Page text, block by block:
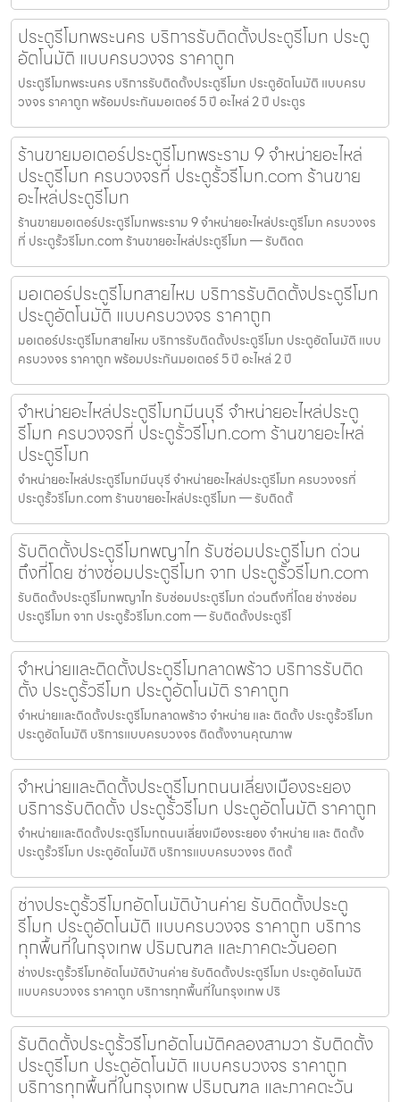
ประตูรีโมทพระนคร บริการรับติดตั้งประตูรีโมท ประตู
อัตโนมัติ แบบครบวงจร ราคาถูก
ประตูรีโมทพระนคร บริการรับติดตั้งประตูรีโมท ประตูอัตโนมัติ แบบครบ
วงจร ราคาถูก พร้อมประกันมอเตอร์ 5 ปี อะไหล่ 2 ปี ประตูร
ร้านขายมอเตอร์ประตูรีโมทพระราม 9 จำหน่ายอะไหล่
ประตูรีโมท ครบวงจรที่ ประตูรั้วรีโมท.com ร้านขาย
อะไหล่ประตูรีโมท
ร้านขายมอเตอร์ประตูรีโมทพระราม 9 จำหน่ายอะไหล่ประตูรีโมท ครบวงจร
ที่ ประตูรั้วรีโมท.com ร้านขายอะไหล่ประตูรีโมท — รับติดต
มอเตอร์ประตูรีโมทสายไหม บริการรับติดตั้งประตูรีโมท
ประตูอัตโนมัติ แบบครบวงจร ราคาถูก
มอเตอร์ประตูรีโมทสายไหม บริการรับติดตั้งประตูรีโมท ประตูอัตโนมัติ แบบ
ครบวงจร ราคาถูก พร้อมประกันมอเตอร์ 5 ปี อะไหล่ 2 ปี
จำหน่ายอะไหล่ประตูรีโมทมีนบุรี จำหน่ายอะไหล่ประตู
รีโมท ครบวงจรที่ ประตูรั้วรีโมท.com ร้านขายอะไหล่
ประตูรีโมท
จำหน่ายอะไหล่ประตูรีโมทมีนบุรี จำหน่ายอะไหล่ประตูรีโมท ครบวงจรที่
ประตูรั้วรีโมท.com ร้านขายอะไหล่ประตูรีโมท — รับติดตั้
รับติดตั้งประตูรีโมทพญาไท รับซ่อมประตูรีโมท ด่วน
ถึงที่โดย ช่างซ่อมประตูรีโมท จาก ประตูรั้วรีโมท.com
รับติดตั้งประตูรีโมทพญาไท รับซ่อมประตูรีโมท ด่วนถึงที่โดย ช่างซ่อม
ประตูรีโมท จาก ประตูรั้วรีโมท.com — รับติดตั้งประตูรีโ
จำหน่ายและติดตั้งประตูรีโมทลาดพร้าว บริการรับติด
ตั้ง ประตูรั้วรีโมท ประตูอัตโนมัติ ราคาถูก
จำหน่ายและติดตั้งประตูรีโมทลาดพร้าว จำหน่าย และ ติดตั้ง ประตูรั้วรีโมท
ประตูอัตโนมัติ บริการแบบครบวงจร ติดตั้งงานคุณภาพ
จำหน่ายและติดตั้งประตูรีโมทถนนเลี่ยงเมืองระยอง
บริการรับติดตั้ง ประตูรั้วรีโมท ประตูอัตโนมัติ ราคาถูก
จำหน่ายและติดตั้งประตูรีโมทถนนเลี่ยงเมืองระยอง จำหน่าย และ ติดตั้ง
ประตูรั้วรีโมท ประตูอัตโนมัติ บริการแบบครบวงจร ติดตั้
ช่างประตูรั้วรีโมทอัตโนมัติบ้านค่าย รับติดตั้งประตู
รีโมท ประตูอัตโนมัติ แบบครบวงจร ราคาถูก บริการ
ทุกพื้นที่ในกรุงเทพ ปริมณฑล และภาคตะวันออก
ช่างประตูรั้วรีโมทอัตโนมัติบ้านค่าย รับติดตั้งประตูรีโมท ประตูอัตโนมัติ
แบบครบวงจร ราคาถูก บริการทุกพื้นที่ในกรุงเทพ ปริ
รับติดตั้งประตูรั้วรีโมทอัตโนมัติคลองสามวา รับติดตั้ง
ประตูรีโมท ประตูอัตโนมัติ แบบครบวงจร ราคาถูก
บริการทุกพื้นที่ในกรุงเทพ ปริมณฑล และภาคตะวัน